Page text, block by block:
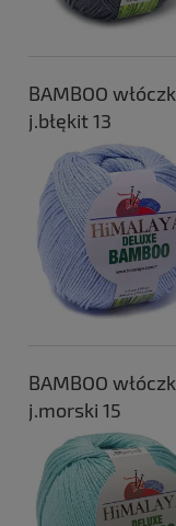
BAMBOO
j.błękit 13
BAMBOO
j.morski 15